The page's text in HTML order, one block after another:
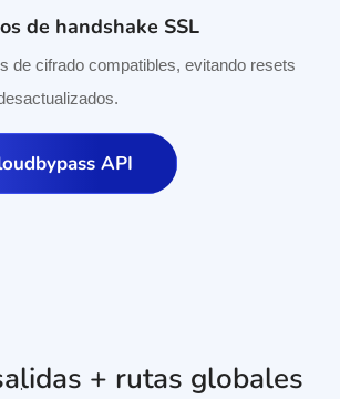
de handshake SSL
de cifrado compatibles, evitando resets
API
+ rutas globales